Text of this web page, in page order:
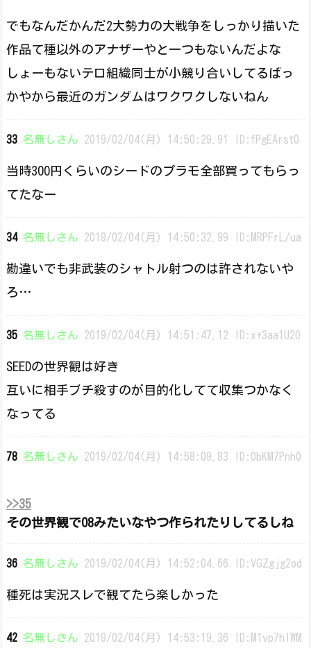
でもなんだかんだ2大勢力の大戦争をしっかり描いた
作品て種以外のアナザーやと一つもないんだよな
しょーもないテロ組織同士が小競り合いしてるばっ
かやから最近のガンダムはワクワクしないねん
33 名無しさん 2019/02/04(月) 14:50:29.91 ID:fPgEArst0
当時300円くらいのシードのプラモ全部買ってもらっ
てたなー
34 名無しさん 2019/02/04(月) 14:50:32.99 ID:MRPFrL/ua
勘違いでも非武装のシャトル射つのは許されないや
ろ…
35 名無しさん 2019/02/04(月) 14:51:47.12 ID:x+3aa1U20
SEEDの世界観は好き
互いに相手ブチ殺すのが目的化してて収集つかなく
なってる
78 名無しさん 2019/02/04(月) 14:58:09.83 ID:0bKM7Pnh0
>>35
その世界観で08みたいなやつ作られたりしてるしね
36 名無しさん 2019/02/04(月) 14:52:04.66 ID:VGZgjg2od
種死は実況スレで観てたら楽しかった
42 名無しさん 2019/02/04(月) 14:53:19.36 ID:M1vp7hIWM